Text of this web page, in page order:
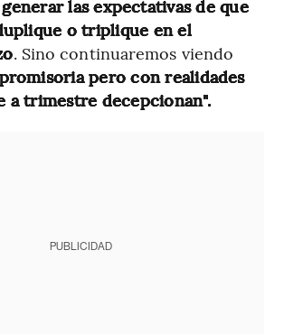
las expectativas de que
o triplique en el
. Sino continuaremos viendo
pero con realidades
a trimestre decepcionan".
PUBLICIDAD